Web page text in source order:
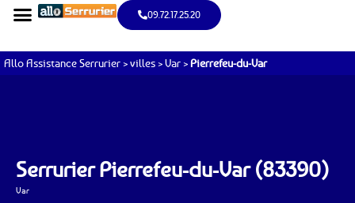
09.72.17.25.20
Allo Assistance Serrurier >villes >Var >Pierrefeu-du-Var
Serrurier Pierrefeu-du-Var (83390)
Var